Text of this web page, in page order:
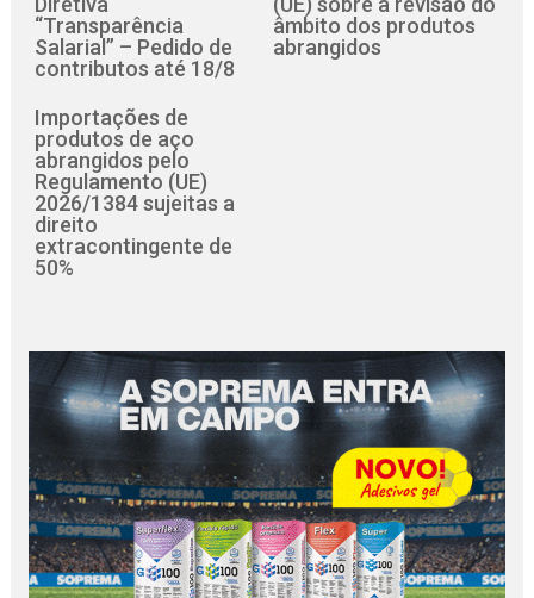
“Transparência
Salarial” – Pedido de
contributos até 18/8
âmbito dos produtos
abrangidos
Importações de
produtos de aço
abrangidos pelo
Regulamento (UE)
2026/1384 sujeitas a
direito
extracontingente de
50%